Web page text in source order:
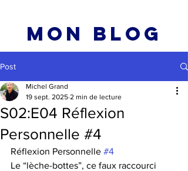
MON BLOG
Post
S02:E04 Réflexion
Personnelle #4
Michel Grand
19 sept. 2025 2 min de lecture
Réflexion Personnelle #4
Le “lèche-bottes”, ce faux raccourci